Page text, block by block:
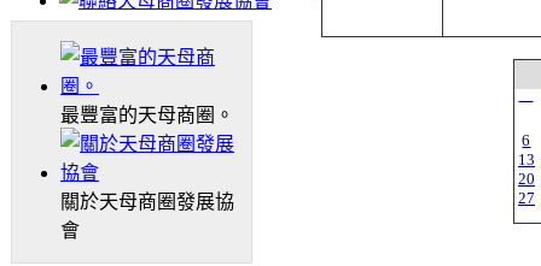
最豐富的天母商圈。
關於天母商圈發展協
會
一
6
13
20
27